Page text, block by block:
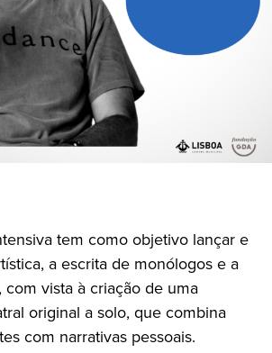
tem como objetivo lançar e
a escrita de monólogos e a
com vista à criação de uma
original a solo, que combina
com narrativas pessoais.